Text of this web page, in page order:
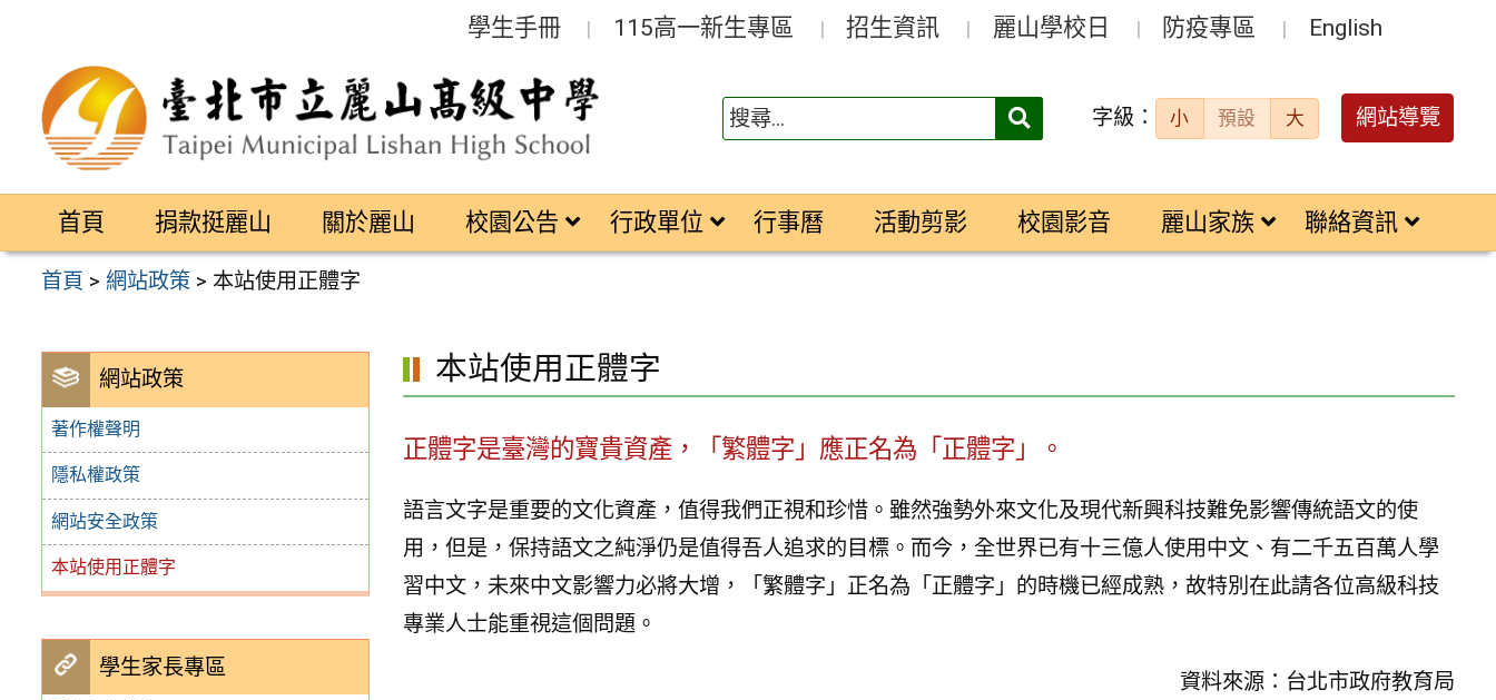
區
學生手冊 115高一新生專區 招生資訊 麗山學校日 防疫專區 English
搜
字級： 小 預設 大 網站導覽
首頁 捐款挺麗山 關於麗山 校園公告 行政單位 行事曆 活動剪影 校園影音 麗山家族 聯絡資訊
首頁 > 網站政策 > 本站使用正體字
網站政策
著作權聲明
隱私權政策
網站安全政策
本站使用正體字
學生家長專區
本站使用正體字
正體字是臺灣的寶貴資產，「繁體字」應正名為「正體字」。
語言文字是重要的文化資產，值得我們正視和珍惜。雖然強勢外來文化及現代新興科技難免影響傳統語文的使
用，但是，保持語文之純淨仍是值得吾人追求的目標。而今，全世界已有十三億人使用中文、有二千五百萬人學
習中文，未來中文影響力必將大增，「繁體字」正名為「正體字」的時機已經成熟，故特別在此請各位高級科技
專業人士能重視這個問題。
資料來源： 台北市政府教育局